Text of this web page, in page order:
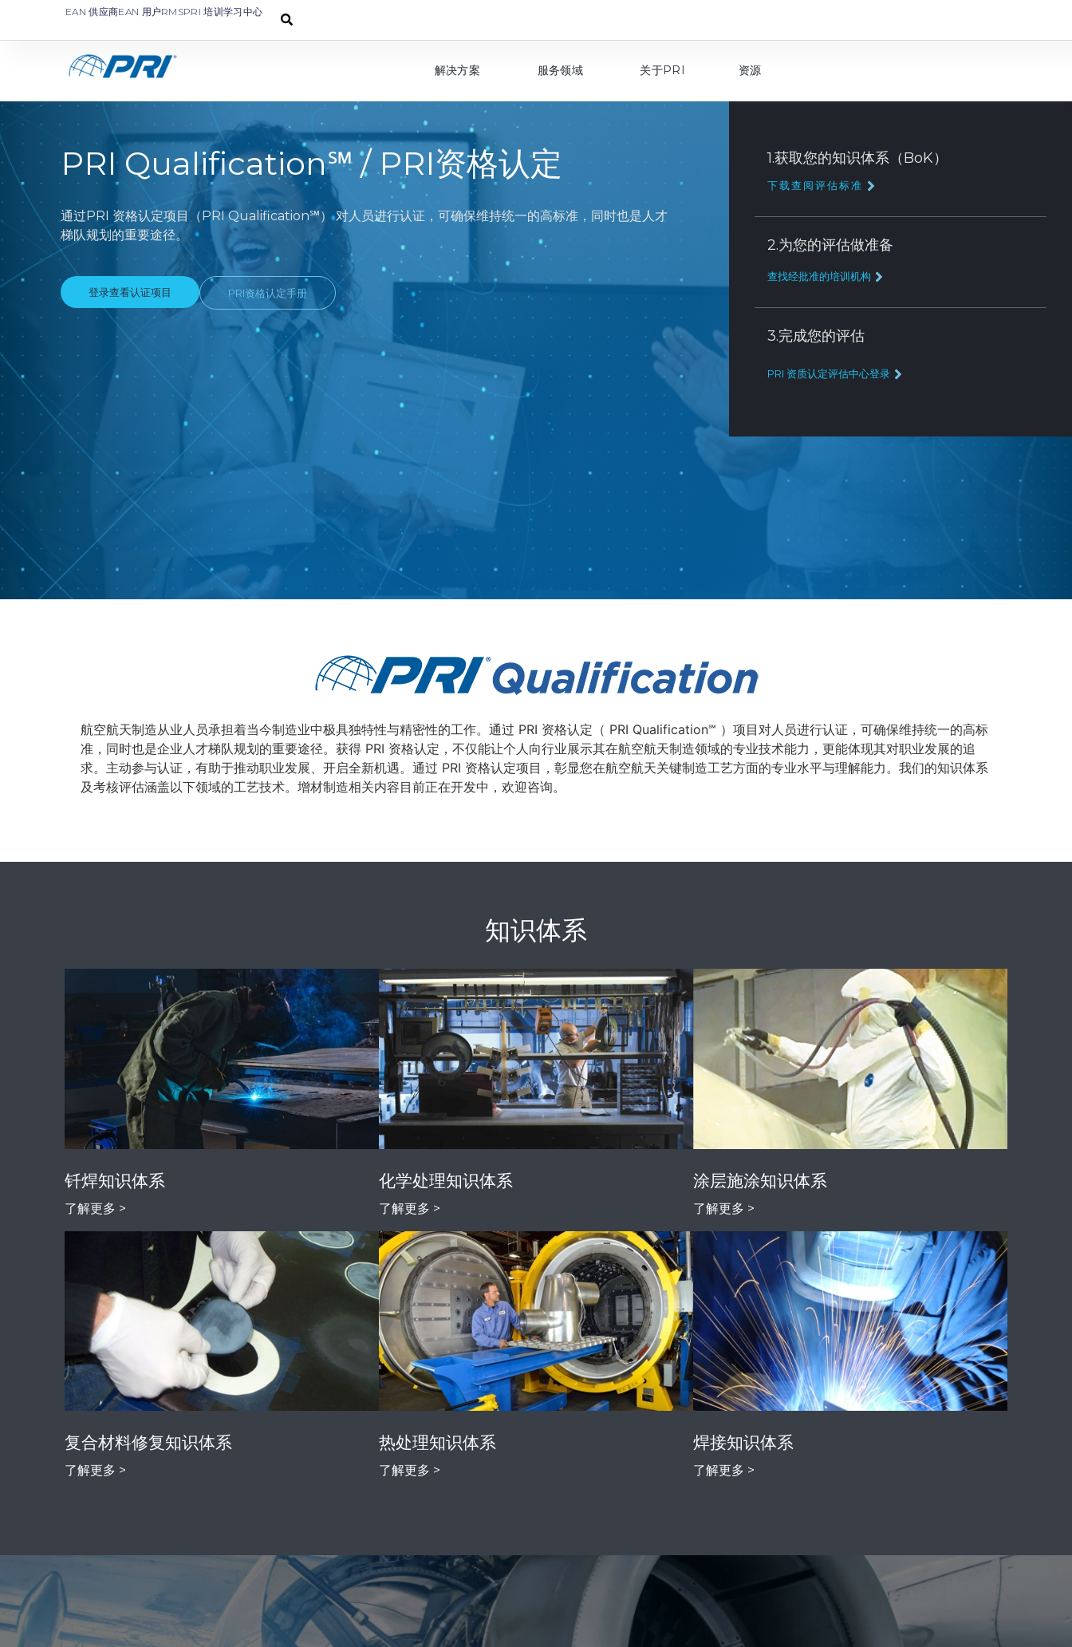
EAN 供应商EAN 用户RMSPRI 培训学习中心
解决方案 服务领域 关于PRI 资源
PRI Qualification℠ / PRI资格认定
通过PRI 资格认定项目（PRI Qualification℠） 对人员进行认证，可确保维持统一的高标准，同时也是人才
梯队规划的重要途径。
登录查看认证项目 PRI资格认定手册
1.获取您的知识体系（BoK）
下载查阅评估标准
2.为您的评估做准备
查找经批准的培训机构
3.完成您的评估
PRI 资质认定评估中心登录
航空航天制造从业人员承担着当今制造业中极具独特性与精密性的工作。通过 PRI 资格认定（ PRI Qualification℠ ）项目对人员进行认证，可确保维持统一的高标
准，同时也是企业人才梯队规划的重要途径。 获得 PRI 资格认定，不仅能让个人向行业展示其在航空航天制造领域的专业技术能力，更能体现其对职业发展的追
求。主动参与认证，有助于推动职业发展、开启全新机遇。 通过 PRI 资格认定项目，彰显您在航空航天关键制造工艺方面的专业水平与理解能力。我们的知识体系
及考核评估涵盖以下领域的工艺技术。 增材制造相关内容目前正在开发中，欢迎咨询。
知识体系
钎焊知识体系
了解更多 >
化学处理知识体系
了解更多 >
涂层施涂知识体系
了解更多 >
复合材料修复知识体系
了解更多 >
热处理知识体系
了解更多 >
焊接知识体系
了解更多 >